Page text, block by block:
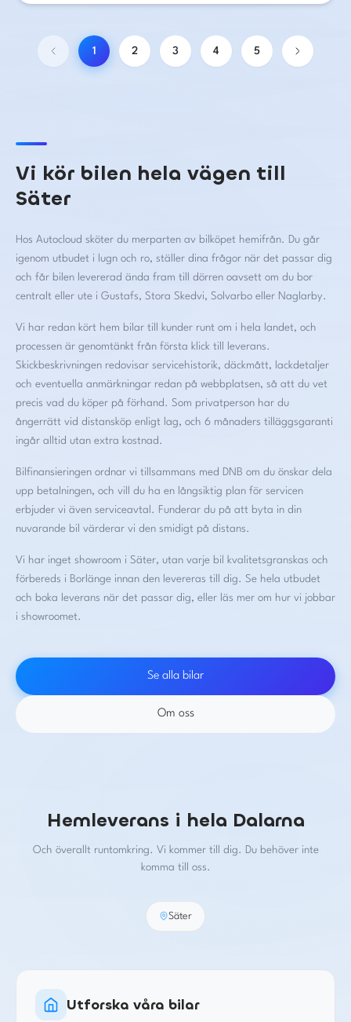
1 2 3 4 5
Vi kör bilen hela vägen till
Säter
Hos Autocloud sköter du merparten av bilköpet hemifrån. Du går
igenom utbudet i lugn och ro, ställer dina frågor när det passar dig
och får bilen levererad ända fram till dörren oavsett om du bor
centralt eller ute i Gustafs, Stora Skedvi, Solvarbo eller Naglarby.
Vi har redan kört hem bilar till kunder runt om i hela landet, och
processen är genomtänkt från första klick till leverans.
Skickbeskrivningen redovisar servicehistorik, däckmått, lackdetaljer
och eventuella anmärkningar redan på webbplatsen, så att du vet
precis vad du köper på förhand. Som privatperson har du
ångerrätt vid distansköp enligt lag, och 6 månaders tilläggsgaranti
ingår alltid utan extra kostnad.
Bilfinansieringen ordnar vi tillsammans med DNB om du önskar dela
upp betalningen, och vill du ha en långsiktig plan för servicen
erbjuder vi även serviceavtal. Funderar du på att byta in din
nuvarande bil värderar vi den smidigt på distans.
Vi har inget showroom i Säter, utan varje bil kvalitetsgranskas och
förbereds i Borlänge innan den levereras till dig. Se hela utbudet
och boka leverans när det passar dig, eller läs mer om hur vi jobbar
i showroomet .
Se alla bilar
Om oss
Hemleverans i hela Dalarna
Och överallt runtomkring. Vi kommer till dig. Du behöver inte
komma till oss.
Säter
Utforska våra bilar